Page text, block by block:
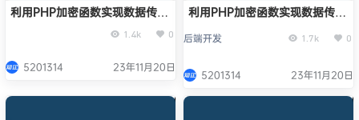
利用PHP加密函数实现数据传输
1.4k 0
5201314 23年11月20日
利用PHP加密函数实现数据传输
后端开发 1.7k 0
5201314 23年11月20日